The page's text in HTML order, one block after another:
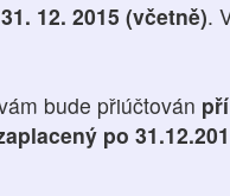
12. 2015 (včetně).
bude přiúčtován
po